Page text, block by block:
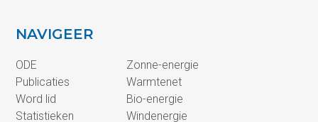
NAVIGEER
ODE
Publicaties
Word lid
Statistieken
Zonne-energie
Warmtenet
Bio-energie
Windenergie